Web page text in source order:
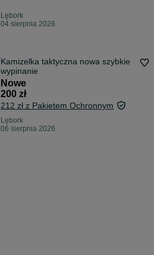
Lębork
04 sierpnia 2026
Kamizelka taktyczna nowa szybkie
wypinanie
Nowe
200 zł
212 zł z Pakietem Ochronnym
Lębork
06 sierpnia 2026